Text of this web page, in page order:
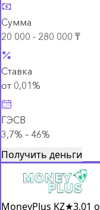
Сумма
20 000 - 280 000 ₸
Ставка
от 0,01%
ГЭСВ
3,7% – 46%
Получить деньги
MoneyPlus KZ★3,01